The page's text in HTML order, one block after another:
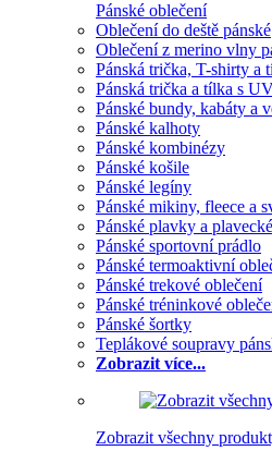
Pánské oblečení
Oblečení do deště pánské
Oblečení z merino vlny
Pánská trička, T-shirty a
Pánská trička a tílka s
Pánské bundy, kabáty a
Pánské kalhoty
Pánské kombinézy
Pánské košile
Pánské legíny
Pánské mikiny, fleece a
Pánské plavky a
Pánské sportovní prádlo
Pánské termoaktivní
Pánské trekové oblečení
Pánské tréninkové
Pánské šortky
Teplákové soupravy
Zobrazit více...
Zobrazit všechny